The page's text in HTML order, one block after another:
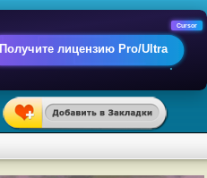
Получите лицензию Pro/Ultra
Cursor